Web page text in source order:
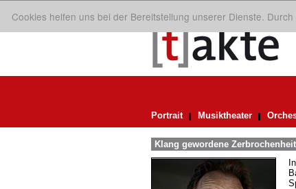
Cookies helfen uns bei der Bereitstellung unserer Dienste.
Portrait Musiktheater
Klang gewordene